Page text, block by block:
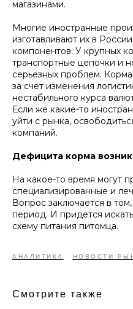
магазинами.
Многие иностранные
изготавливают их в
компонентов. У крупных
транспортные цепочки и
серьезных проблем.
за счет изменения
нестабильного курса
Если же какие-то
уйти с рынка,
компаний.
Дефицита корма
На какое-то время могут
специализированные и
Вопрос заключается в
период. И придется
схему питания питомца.
АНАЛИТИКА НОВОСТИ
Смотрите также